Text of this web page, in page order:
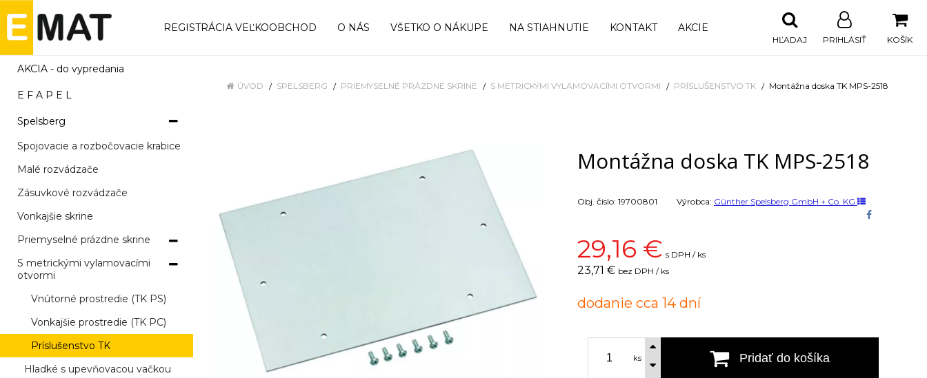
REGISTRÁCIA VEĽKOOBCHOD O NÁS VŠETKO O NÁKUPE NA STIAHNUTIE KONTAKT AKCIE
KOŠÍK
PRIHLÁSIŤ
HĽADAJ
AKCIA - do vypredania
E F A P E L
Spelsberg
Spojovacie a rozbočovacie krabice
Malé rozvádzače
Zásuvkové rozvádzače
Vonkajšie skrine
Priemyselné prázdne skrine
S metrickými vylamovacími
otvormi
Vnútorné prostredie (TK PS)
Vonkajšie prostredie (TK PC)
Príslušenstvo TK
Hladké s upevňovacou vačkou
ÚVOD SPELSBERG PRIEMYSELNÉ PRÁZDNE SKRINE S METRICKÝMI VYLAMOVACÍMI OTVORMI PRÍSLUŠENSTVO TK Montážna doska TK MPS-2518
Montážna doska TK MPS-2518
Obj. čislo: 19700801 Výrobca: Günther Spelsberg GmbH + Co. KG
29,16 € s DPH / ks
23,71 € bez DPH / ks
dodanie cca 14 dní
ks Pridať do košíka